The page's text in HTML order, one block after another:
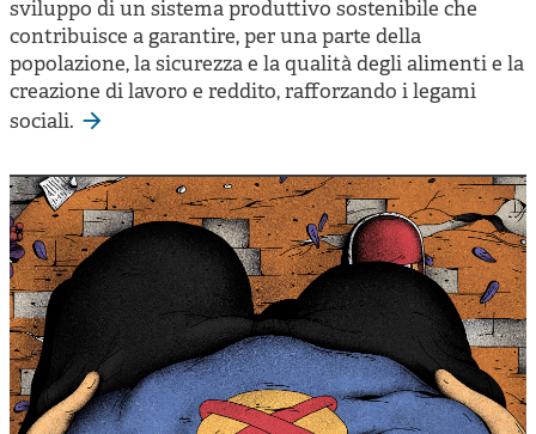
sviluppo di un sistema produttivo sostenibile che
contribuisce a garantire, per una parte della
popolazione, la sicurezza e la qualità degli alimenti e la
creazione di lavoro e reddito, rafforzando i legami
sociali.